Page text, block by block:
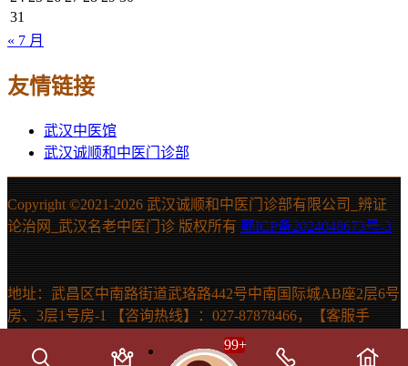
31
« 7 月
友情链接
武汉中医馆
武汉诚顺和中医门诊部
Copyright ©2021-2026 武汉诚顺和中医门诊部有限公司_辨证
论治网_武汉名老中医门诊 版权所有 鄂ICP备2024048673号-3
地址：武昌区中南路街道武珞路442号中南国际城AB座2层6号
房、3层1号房-1 【咨询热线】：027-87878466，【客服手
机】：15607131150 声明：本站信息仅供参考，不能作为诊断
及医疗依据。如有需要，请在医生指导下使用。
99+